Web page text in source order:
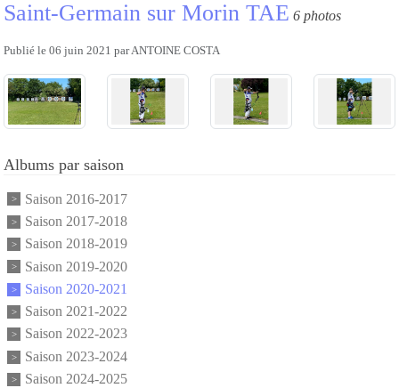
Saint-Germain sur Morin TAE 6 photos
Publié le 06 juin 2021 parANTOINE COSTA
Albums par saison
Saison 2016-2017
Saison 2017-2018
Saison 2018-2019
Saison 2019-2020
Saison 2020-2021
Saison 2021-2022
Saison 2022-2023
Saison 2023-2024
Saison 2024-2025